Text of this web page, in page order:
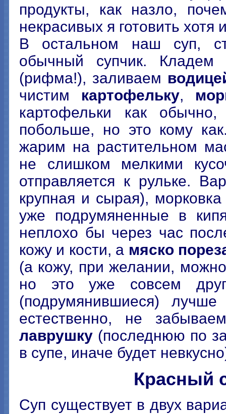
продукты, как назло,
некрасивых я готовить
В остальном наш суп,
обычный супчик.
(рифма!), заливаем
чистим картофельку,
картофельки как
побольше, но это кому
жарим на растительном
не слишком мелкими
отправляется к рульке.
крупная и сырая),
уже подрумяненные в
неплохо бы через час
кожу и кости, а мяско
(а кожу, при желании,
но это уже совсем
(подрумянившиеся)
естественно, не
лаврушку (последнюю по
в супе, иначе будет
Красный
Суп существует в двух